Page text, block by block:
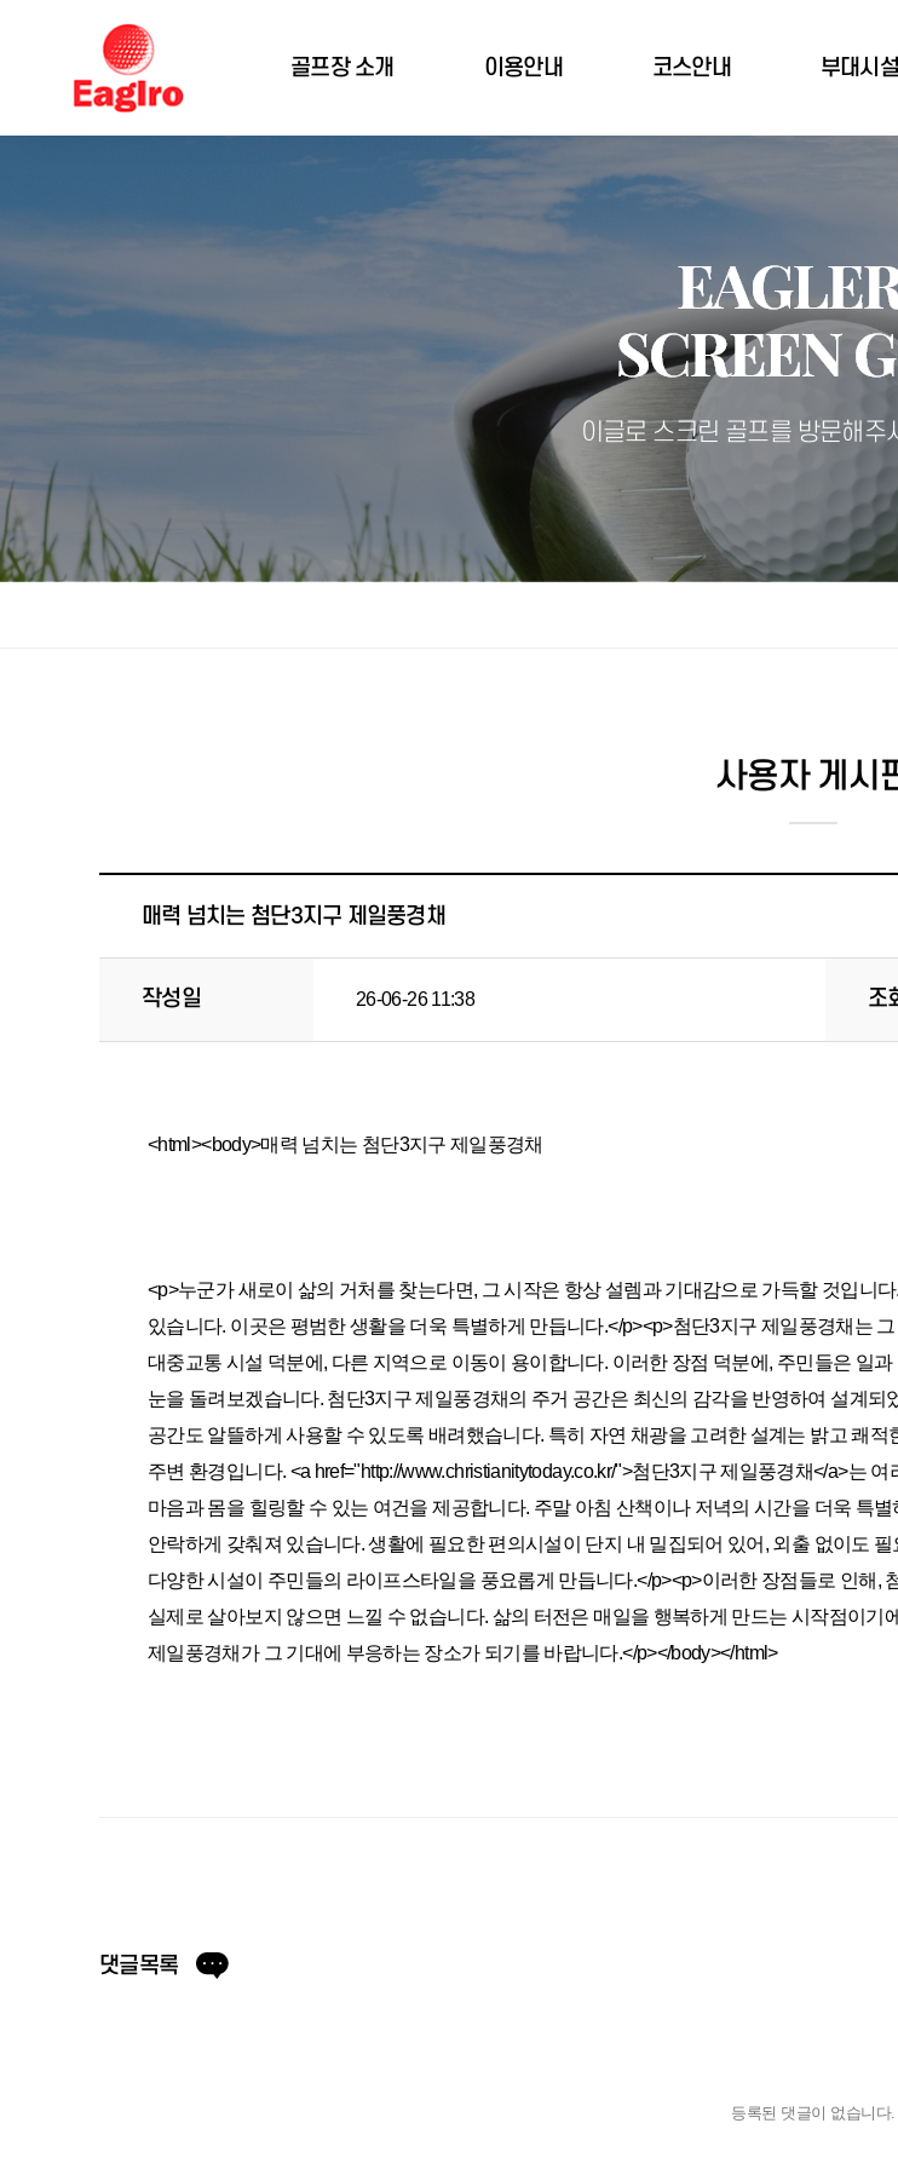
골프장 소개 이용안내 코스안내 부대시
이글로 스크린 골프를 방문해주
사용자 게시
매력 넘치는 첨단3지구 제일풍경채
작성일 26-06-26 11:38 조
<html><body>매력 넘치는 첨단3지구 제일풍경채
<p>누군가 새로이 삶의 거처를 찾는다면, 그 시작은 항상 설렘과 기대감으로 가득할 것입니
있습니다. 이곳은 평범한 생활을 더욱 특별하게 만듭니다.</p><p>첨단3지구 제일풍경채는
대중교통 시설 덕분에, 다른 지역으로 이동이 용이합니다. 이러한 장점 덕분에, 주민들은 일
눈을 돌려보겠습니다. 첨단3지구 제일풍경채의 주거 공간은 최신의 감각을 반영하여 설계
공간도 알뜰하게 사용할 수 있도록 배려했습니다. 특히 자연 채광을 고려한 설계는 밝고 쾌
주변 환경입니다. <a href="http://www.christianitytoday.co.kr/">첨단3지구 제일풍경채</a>는
마음과 몸을 힐링할 수 있는 여건을 제공합니다. 주말 아침 산책이나 저녁의 시간을 더욱 특
안락하게 갖춰져 있습니다. 생활에 필요한 편의시설이 단지 내 밀집되어 있어, 외출 없이도
다양한 시설이 주민들의 라이프스타일을 풍요롭게 만듭니다.</p><p>이러한 장점들로 인해,
실제로 살아보지 않으면 느낄 수 없습니다. 삶의 터전은 매일을 행복하게 만드는 시작점이
제일풍경채가 그 기대에 부응하는 장소가 되기를 바랍니다.</p></body></html>
댓글목록
등록된 댓글이 없습니다.